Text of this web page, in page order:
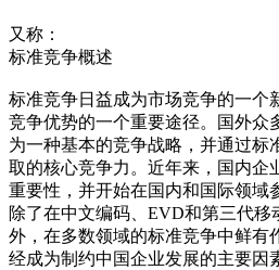
又称：
标准竞争概述
标准竞争日益成为市场竞争的一个
竞争优势的一个重要途径。国外众
为一种基本的竞争战略，并通过标
取的核心竞争力。近年来，国内企
重要性，并开始在国内和国际领域
除了在中文编码、EVD和第三代移
外，在多数领域的标准竞争中鲜有
经成为制约中国企业发展的主要因